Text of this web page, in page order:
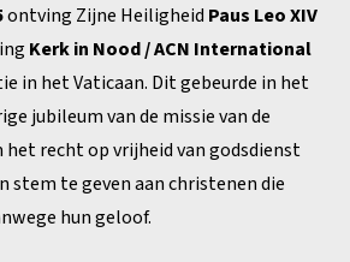
ontving Zijne Heiligheid Paus Leo XIV
Kerk in Nood / ACN International
in het Vaticaan. Dit gebeurde in het
jubileum van de missie van de
recht op vrijheid van godsdienst
stem te geven aan christenen die
hun geloof.